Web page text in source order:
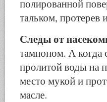
полированной
тальком, протерев
Следы от
тампоном. А когда
пролитой воды на
место мукой и
масле.